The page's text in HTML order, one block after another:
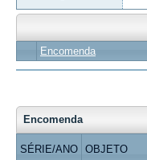
Encomenda
Encomenda
SÉRIE/ANO OBJETO